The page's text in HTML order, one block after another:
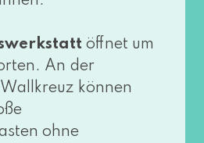
öff­net um
An der
kön­nen
ohne